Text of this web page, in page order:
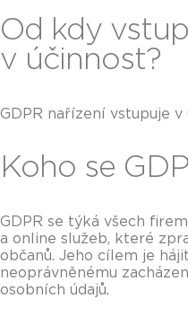
Od kdy
v účinnost?
GDPR nařízení vstupuje v
Koho se
GDPR se týká všech
a online služeb, které
občanů. Jeho cílem je
neoprávněnému
osobních údajů.